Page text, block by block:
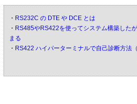
・ RS232C の DTE や DCE とは
・ RS485やRS422を使ってシステム構築した
まる
・ RS422 ハイパーターミナルで自己診断方法